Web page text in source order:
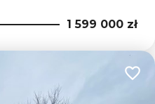
1 599 000 zł